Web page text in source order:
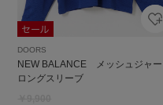
DOORS
NEW BALANCE メッシュジャー
ロングスリーブ